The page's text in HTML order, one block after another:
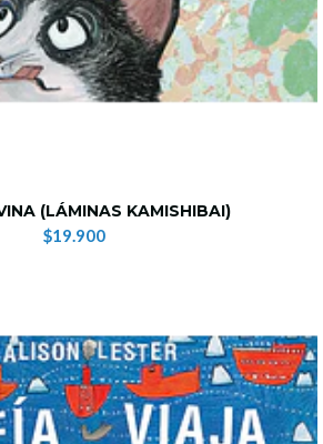
(LÁMINAS KAMISHIBAI)
$19.900